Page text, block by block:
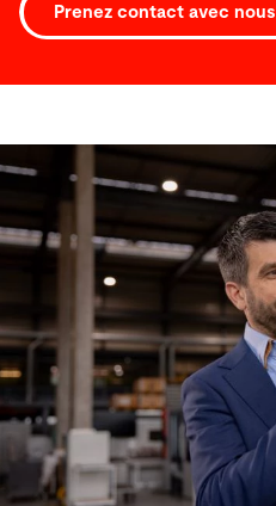
Prenez contact avec nous